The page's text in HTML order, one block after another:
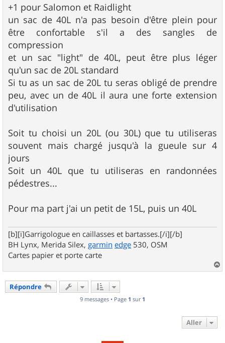
s
s
a
g
e
+1 pour Salomon et Raidlight
un sac de 40L n'a pas besoin d'être plein pour
être confortable s'il a des sangles de
compression
et un sac "light" de 40L, peut être plus léger
qu'un sac de 20L standard
Si tu as un sac de 20L tu seras obligé de prendre
peu, avec un de 40L il aura une forte extension
d'utilisation
Soit tu choisi un 20L (ou 30L) que tu utiliseras
souvent mais chargé jusqu'à la gueule sur 4
jours
Soit un 40L que tu utiliseras en randonnées
pédestres...
Pour ma part j'ai un petit de 15L, puis un 40L
[b][i]Garrigologue en caillasses et bartasses.[/i][/b]
BH Lynx, Merida Silex, garmin edge 530, OSM
Cartes papier et porte carte
a
Répondre
9 messages • Page 1 sur 1
Aller